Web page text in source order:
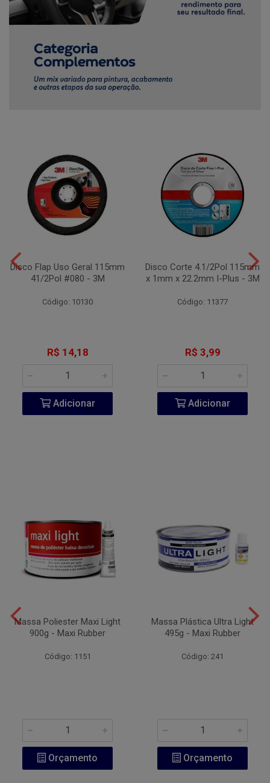
Disco Flap Uso Geral 115mm
41/2Pol #080 - 3M
Código: 10130
R$ 14,18
Adicionar
Disco Corte 4.1/2Pol 115mm
x 1mm x 22.2mm I-Plus - 3M
Código: 11377
R$ 3,99
Adicionar
Massa Poliester Maxi Light
900g - Maxi Rubber
Código: 1151
Orçamento
Massa Plástica Ultra Light
495g - Maxi Rubber
Código: 241
Orçamento